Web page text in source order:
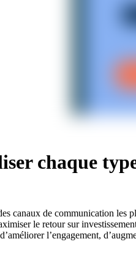
chaque
canaux de communication les
le retour sur
l’engagement,